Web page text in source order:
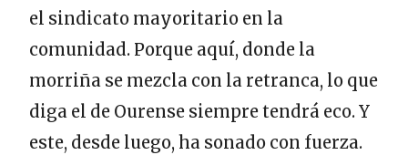
el sindicato mayoritario en la
comunidad. Porque aquí, donde la
morriña se mezcla con la retranca, lo que
diga el de Ourense siempre tendrá eco. Y
este, desde luego, ha sonado con fuerza.